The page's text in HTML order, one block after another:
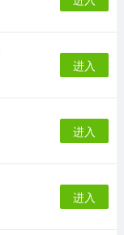
进入
进入
进入